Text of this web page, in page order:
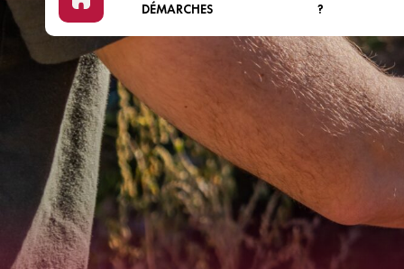
DÉMARCHES
ÉTAT CIVIL & CITOYENNETÉ
LOCATIONS DE SALLES
COMMUNALES
RECRUTEMENT
ÉCONOMIE
NOUS CONTACTER
?
DÉCOUVRIR XERTIGNY
ÉVÈNEMENTS
ART ET CULTURE
SPORT
FORÊT
COMMERCES ET